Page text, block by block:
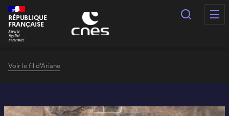
Panneau de gestion des cookies
RÉPUBLIQUE
FRANÇAISE
Voir le fil d'Ariane